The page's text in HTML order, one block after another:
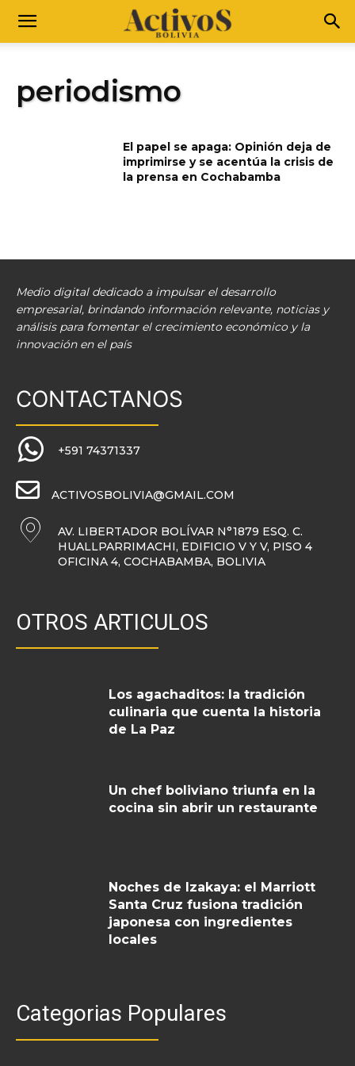
periodismo
El papel se apaga: Opinión deja de
imprimirse y se acentúa la crisis de
la prensa en Cochabamba
Medio digital dedicado a impulsar el desarrollo
empresarial, brindando información relevante, noticias y
análisis para fomentar el crecimiento económico y la
innovación en el país
CONTACTANOS
+591 74371337
ACTIVOSBOLIVIA@GMAIL.COM
AV. LIBERTADOR BOLÍVAR N°1879 ESQ. C.
HUALLPARRIMACHI, EDIFICIO V Y V, PISO 4
OFICINA 4, COCHABAMBA, BOLIVIA
OTROS ARTICULOS
Los agachaditos: la tradición
culinaria que cuenta la historia
de La Paz
Un chef boliviano triunfa en la
cocina sin abrir un restaurante
Noches de Izakaya: el Marriott
Santa Cruz fusiona tradición
japonesa con ingredientes
locales
Categorias Populares